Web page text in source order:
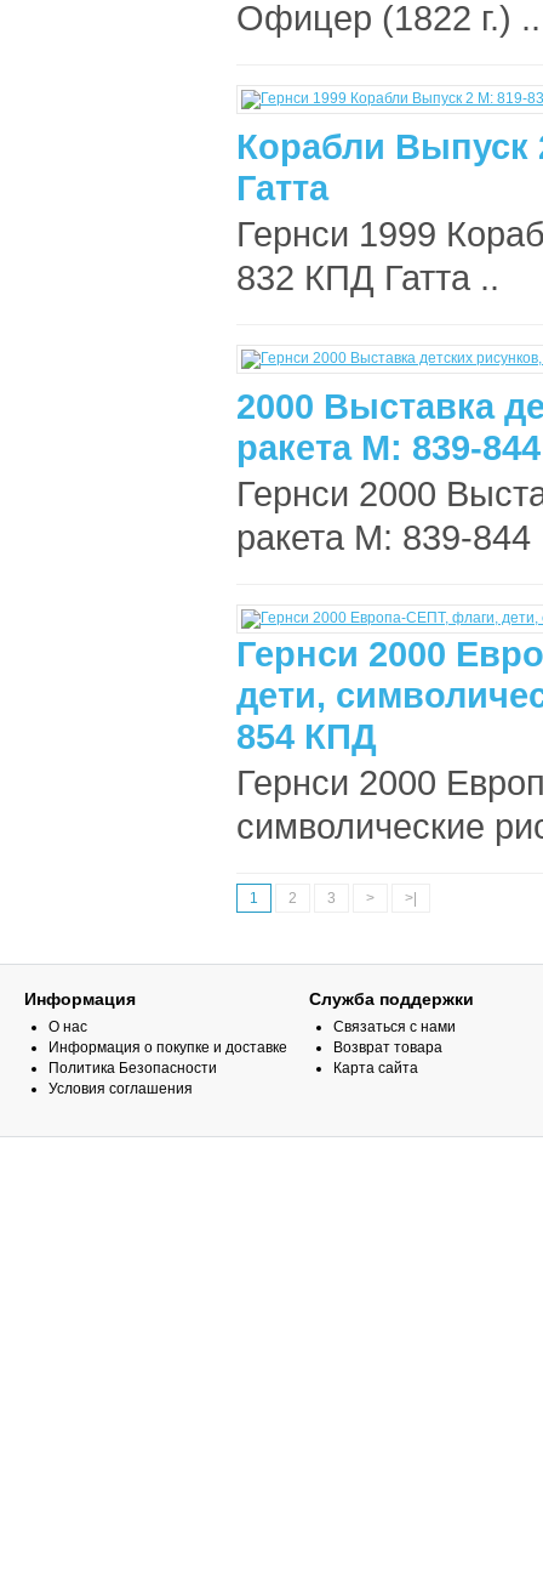
Офицер (1822 г.) ..
Корабли Выпуск
Гатта
Гернси 1999
832 КПД Гатта ..
2000 Выставка
ракета М: 839-
Гернси 2000
ракета М: 839-
Гернси 2000
дети,
854 КПД
Гернси 2000
символические
1 2 3 > >|
Информация
О нас
Информация о покупке и доставке
Политика Безопасности
Условия соглашения
Служба поддержки
Связаться с нами
Возврат товара
Карта сайта